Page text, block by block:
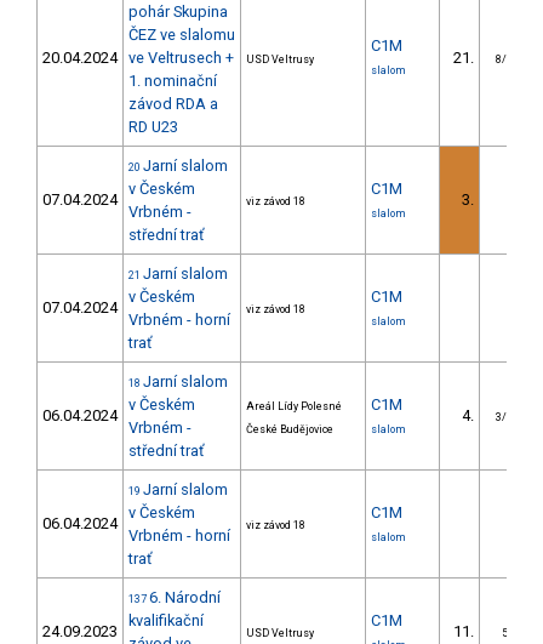
20.04.2024
pohár Skupina
ČEZ ve slalomu
ve Veltrusech +
1. nominační
závod RDA a
RD U23
USD Veltrusy
C1M
slalom
21. 8/U23
07.04.2024
20 Jarní slalom
v Českém
Vrbném -
střední trať
viz závod 18
C1M
slalom
3.
07.04.2024
21 Jarní slalom
v Českém
Vrbném - horní
trať
viz závod 18
C1M
slalom
06.04.2024
18 Jarní slalom
v Českém
Vrbném -
střední trať
Areál Lídy Polesné
České Budějovice
C1M
slalom
4. 3/U23
06.04.2024
19 Jarní slalom
v Českém
Vrbném - horní
trať
viz závod 18
C1M
slalom
24.09.2023
137 6. Národní
kvalifikační
USD Veltrusy
C1M
11. 5/DS